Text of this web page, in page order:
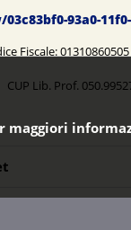
93a0-11f0-
Fiscale:
Lib. Prof.
maggiori